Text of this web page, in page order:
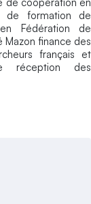
de formation de
Fédération de
Mazon finance des
français et
réception des